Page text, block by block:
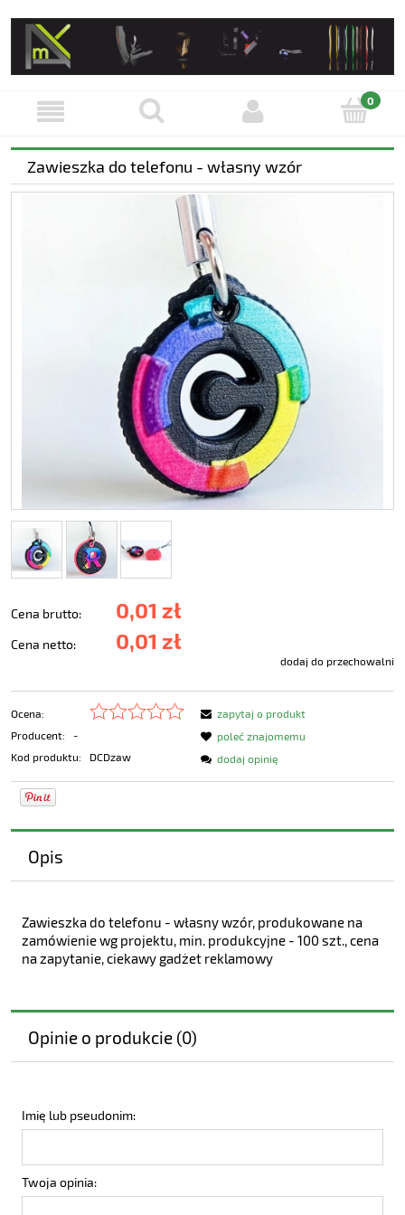
Zawieszka do telefonu - własny wzór
Cena brutto: 0,01 zł
Cena netto: 0,01 zł
dodaj do przechowalni
Ocena:
Producent:
-
Kod produktu:
DCDzaw
zapytaj o produkt
poleć znajomemu
dodaj opinię
Opis
Zawieszka do telefonu - własny wzór, produkowane na
zamówienie wg projektu, min. produkcyjne - 100 szt., cena
na zapytanie, ciekawy gadżet reklamowy
Opinie o produkcie (0)
Imię lub pseudonim:
Twoja opinia: